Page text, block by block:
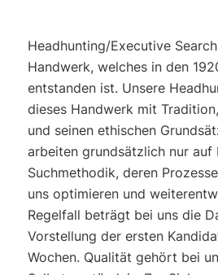
Headhunting/Executive
Handwerk, welches in den
entstanden ist. Unsere
dieses Handwerk mit
und seinen ethischen
arbeiten grundsätzlich nur auf
Suchmethodik, deren
uns optimieren und
Regelfall beträgt bei uns die
Vorstellung der ersten
Wochen. Qualität gehört bei